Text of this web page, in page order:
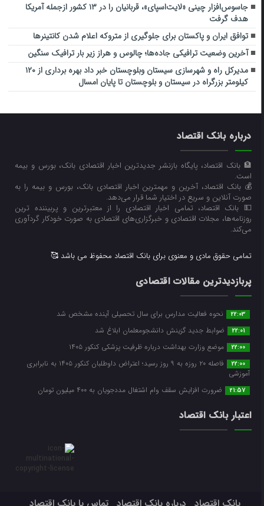
جاسوس‌افزار چینی «لایت‌اسپای»، قربانیان را در ۱۳ کشور ازجمله آمریکا
هدف گرفت
توافق ایران و پاکستان برای جلوگیری از متروکه اعلام شدن کانتینرها
آخرین وضعیت ترافیکی جاده‌ها؛ چالوس و هراز زیر بار ترافیک سنگین
مدیرکل راه و شهرسازی سیستان وبلوچستان خبر داد بهره برداری از ۱۲۰
کیلومتر بزرگراه در سیستان و بلوچستان تا پایان امسال
درباره بانک اقتصاد
🏦 بانک اقتصاد، پایگاه بازنشر جدیدترین اخبار اقتصادی بانک، بورس و بیمه
است.
💰 بانک اقتصاد، آخرین و مهمترین اخبار اقتصادی بانک، بورس و بیمه را به
صورت آنلاین و سریع در اختیار شما قرار می‌‌دهد.
💵 بانک اقتصاد، تمامی اخبار اقتصادی را از معتبرترین و پربیننده ترین
روزنامه‌ها، مجلات اقتصادی و خبرگزاری‌های اقتصادی به صورت خودکار گردآوری
می‌کند.
تمامی حقوق مادی و معنوی برای بانک اقتصاد محفوظ می باشد 🥰
پربازدیدترین مقالات اقتصادی
22:03 نحوه فعالیت مدارس برای سال تحصیلی آینده مشخص شد
22:01 ضوابط جدید گزینش دانشجومعلمان ابلاغ شد
22:00 موضع وزارت بهداشت درباره ظرفیت پزشکی کنکور ۱۴۰۵
22:00
فاصله ۲۰ روزه به ۹ روز رسید؛ اعتراض داوطلبان کنکور ۱۴۰۵ به نابرابری
آموزشی
21:57 ضرورت افزایش سقف وام اشتغال مددجویان به ۴۰۰ میلیون تومان
اعتبار بانک اقتصاد